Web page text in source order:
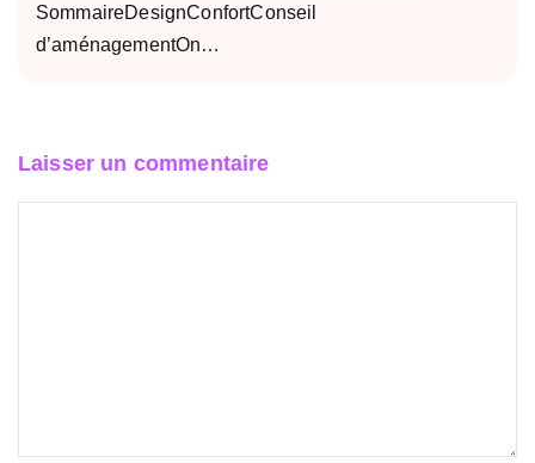
SommaireDesignConfortConseil
d’aménagementOn…
Laisser un commentaire